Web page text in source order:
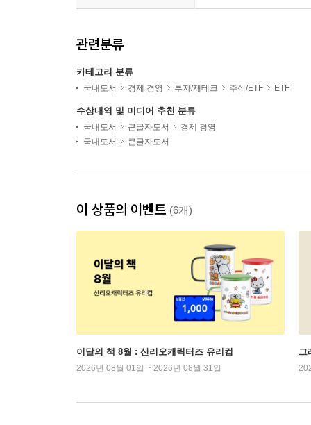
관련분류
카테고리 분류
국내도서 경제 경영 투자/재테크 주식/ETF ETF
수상내역 및 미디어 추천 분류
국내도서 큰글자도서
경제 경영
국내도서
큰글자도서
이 상품의 이벤트 (6개)
이달의 책 8월 : 산리오캐릭터즈 유리컵
2026년 08월 01일 ~ 2026년 08월 31일
그